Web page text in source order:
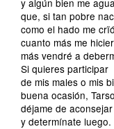
y algún bien me
que, si tan pobre
como el hado me
cuanto más me
más vendré a
Si quieres participar
de mis males o mis
buena ocasión,
déjame de aconsejar
y determínate luego.